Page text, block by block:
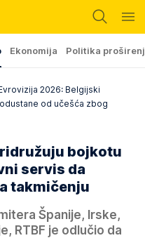
Ekonomija Politika
2026: Belgijski
od učešća zbog
bojkotu
servis da
takmičenju
Španije, Irske,
RTBF je odlučio da